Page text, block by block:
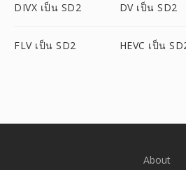
DIVX เป็น SD2 DV เป็น SD2
FLV เป็น SD2 HEVC เป็น
About